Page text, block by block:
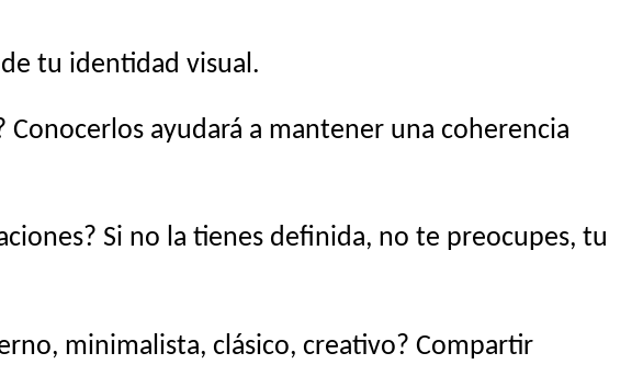
tu identidad visual.
ayudará a mantener una coherencia
Si no la tienes definida, no te preocupes, tu
minimalista, clásico, creativo? Compartir